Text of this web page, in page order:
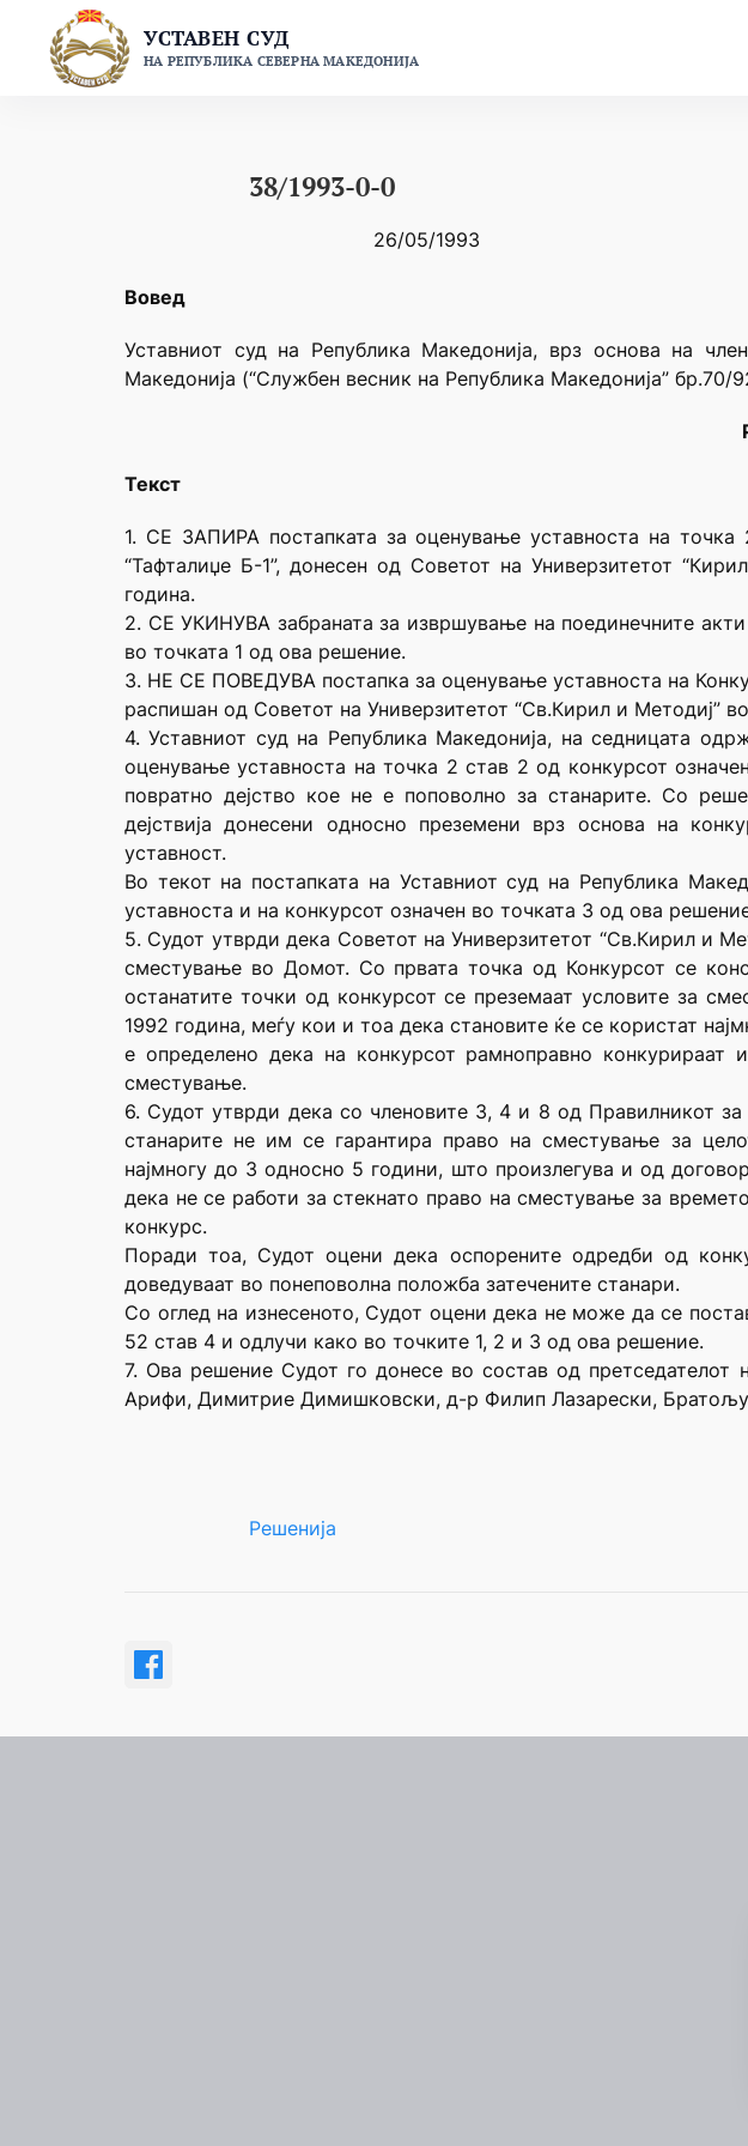
content
УСТАВЕН СУД
НА РЕПУБЛИКА СЕВЕРНА МАКЕДОНИЈА
38/1993-0-0
26/05/1993
Вовед
Уставниот суд на Република Македонија, врз основа на
Македонија (“Службен весник на Република Македонија”
Текст
1. СЕ ЗАПИРА постапката за оценување уставноста на
“Тафталиџе Б-1”, донесен од Советот на Универзитетот
година.
2. СЕ УКИНУВА забраната за извршување на поединечните
во точката 1 од ова решение.
3. НЕ СЕ ПОВЕДУВА постапка за оценување уставноста на
распишан од Советот на Универзитетот “Св.Кирил и Методиј”
4. Уставниот суд на Република Македонија, на седницата
оценување уставноста на точка 2 став 2 од конкурсот
повратно дејство кое не е поповолно за станарите. Со
дејствија донесени односно преземени врз основа на
уставност.
Во текот на постапката на Уставниот суд на Република
уставноста и на конкурсот означен во точката 3 од ова
5. Судот утврди дека Советот на Универзитетот “Св.Кирил и
сместување во Домот. Со првата точка од Конкурсот се
останатите точки од конкурсот се преземаат условите за
1992 година, меѓу кои и тоа дека становите ќе се користат
е определено дека на конкурсот рамноправно
сместување.
6. Судот утврди дека со членовите 3, 4 и 8 од Правилникот
станарите не им се гарантира право на сместување за
најмногу до 3 односно 5 години, што произлегува и од
дека не се работи за стекнато право на сместување за
конкурс.
Поради тоа, Судот оцени дека оспорените одредби од
доведуваат во понеповолна положба затечените станари.
Со оглед на изнесеното, Судот оцени дека не може да се
52 став 4 и одлучи како во точките 1, 2 и 3 од ова решение.
7. Ова решение Судот го донесе во состав од
Арифи, Димитрие Димишковски, д-р Филип Лазарески,
Решенија